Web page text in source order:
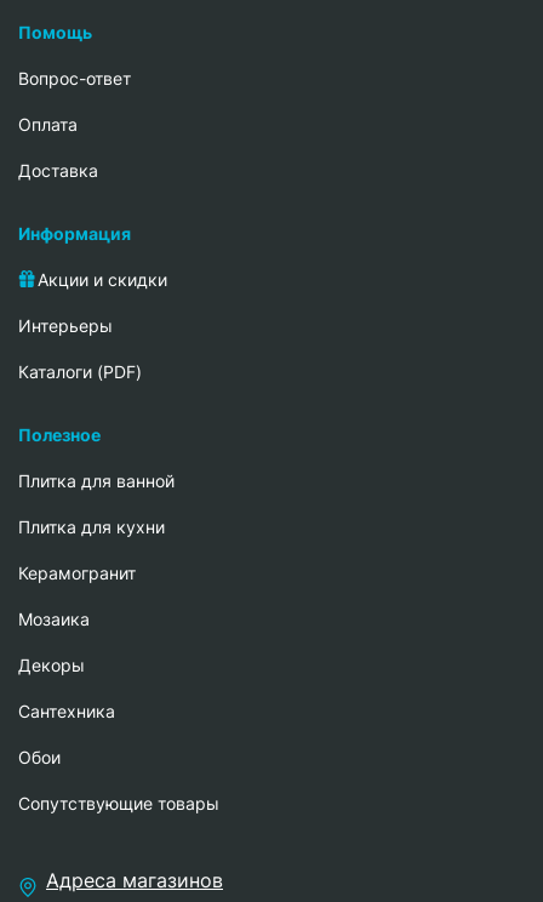
Помощь
Вопрос-ответ
Oплата
Доставка
Информация
Акции и скидки
Интерьеры
Каталоги (PDF)
Полезное
Плитка для ванной
Плитка для кухни
Керамогранит
Мозаика
Декоры
Сантехника
Обои
Сопутствующие товары
Адреса магазинов